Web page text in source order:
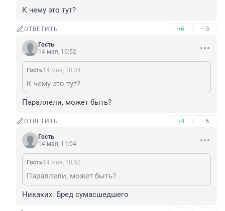
К чему это тут?
ОТВЕТИТЬ +6 –3
Гость
14 мая, 10:52
Гость14 мая, 10:34
К чему это тут?
Параллели, может быть?
ОТВЕТИТЬ +4 –6
Гость
14 мая, 11:04
Гость14 мая, 10:52
Параллели, может быть?
Никаких. Бред сумасшедшего